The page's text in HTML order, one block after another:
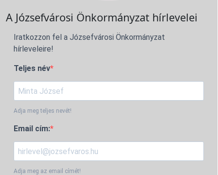
A Józsefvárosi Önkormányzat hírlevelei
Iratkozzon fel a Józsefvárosi Önkormányzat
hírleveleire!
Teljes név
Adja meg teljes nevét!
Email cím:
Adja meg az email címét!